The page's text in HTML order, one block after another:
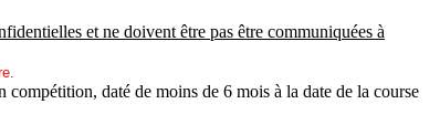
et ne doivent être pas être communiquées à
daté de moins de 6 mois à la date de la course